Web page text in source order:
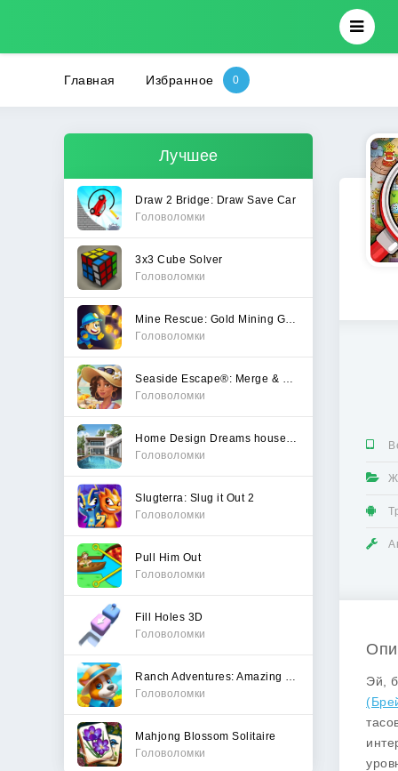
Главная Избранное
Лучшее
Draw 2 Bridge: Draw Save Car
Головоломки
3x3 Cube Solver
Головоломки
Головоломки
Головоломки
Головоломки
Slugterra: Slug it Out 2
Головоломки
Pull Him Out
Головоломки
Fill Holes 3D
Головоломки
Головоломки
Mahjong Blossom Solitaire
Головоломки
Эй,